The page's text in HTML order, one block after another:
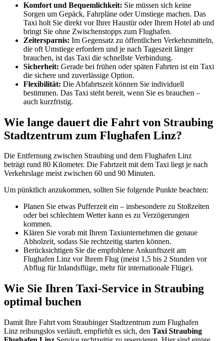
Komfort und Bequemlichkeit: Sie müssen sich keine
Sorgen um Gepäck, Fahrpläne oder Umstiege machen. Das
Taxi holt Sie direkt vor Ihrer Haustür oder Ihrem Hotel ab und
bringt Sie ohne Zwischenstopps zum Flughafen.
Zeitersparnis: Im Gegensatz zu öffentlichen Verkehrsmitteln,
die oft Umstiege erfordern und je nach Tageszeit länger
brauchen, ist das Taxi die schnellste Verbindung.
Sicherheit: Gerade bei frühen oder späten Fahrten ist ein Taxi
die sichere und zuverlässige Option.
Flexibilität: Die Abfahrtszeit können Sie individuell
bestimmen. Das Taxi steht bereit, wenn Sie es brauchen –
auch kurzfristig.
Wie lange dauert die Fahrt von Straubing
Stadtzentrum zum Flughafen Linz?
Die Entfernung zwischen Straubing und dem Flughafen Linz
beträgt rund 80 Kilometer. Die Fahrtzeit mit dem Taxi liegt je nach
Verkehrslage meist zwischen 60 und 90 Minuten.
Um pünktlich anzukommen, sollten Sie folgende Punkte beachten:
Planen Sie etwas Pufferzeit ein – insbesondere zu Stoßzeiten
oder bei schlechtem Wetter kann es zu Verzögerungen
kommen.
Klären Sie vorab mit Ihrem Taxiunternehmen die genaue
Abholzeit, sodass Sie rechtzeitig starten können.
Berücksichtigen Sie die empfohlene Ankunftszeit am
Flughafen Linz vor Ihrem Flug (meist 1,5 bis 2 Stunden vor
Abflug für Inlandsflüge, mehr für internationale Flüge).
Wie Sie Ihren Taxi-Service in Straubing
optimal buchen
Damit Ihre Fahrt vom Straubinger Stadtzentrum zum Flughafen
Linz reibungslos verläuft, empfiehlt es sich, den Taxi Straubing